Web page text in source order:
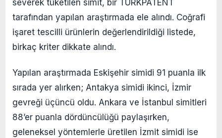
severek tüketilen simit, bir TÜRKPATENT
tarafından yapılan araştırmada ele alındı. Coğrafi
işaret tescilli ürünlerin değerlendirildiği listede,
birkaç kriter dikkate alındı.
Yapılan araştırmada Eskişehir simidi 91 puanla ilk
sırada yer alırken; Antakya simidi ikinci, İzmir
gevreği üçüncü oldu. Ankara ve İstanbul simitleri
88’er puanla dördüncülüğü paylaşırken,
geleneksel yöntemlerle üretilen İzmit simidi ise